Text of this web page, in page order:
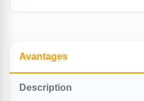
Avantages
Description